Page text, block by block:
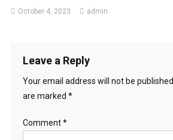
October 4, 2023 admin
Leave a Reply
Your email address will not be published.
are marked *
Comment*